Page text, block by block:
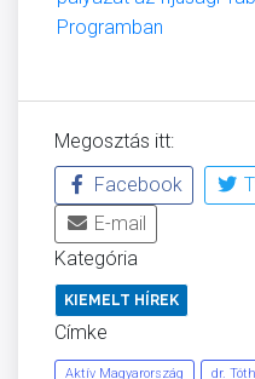
Programban
Megosztás itt:
Facebook
E-mail
Kategória
KIEMELT HÍREK
Címke
Aktív Magyarország
dr.